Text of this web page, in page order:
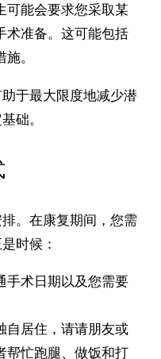
可能会要求您采取某
术准备。这可能包括
。
于最大限度地减少潜
础。
。在康复期间，您需
时候：
手术日期以及您需要
自居住，请请朋友或
帮忙跑腿、做饭和打